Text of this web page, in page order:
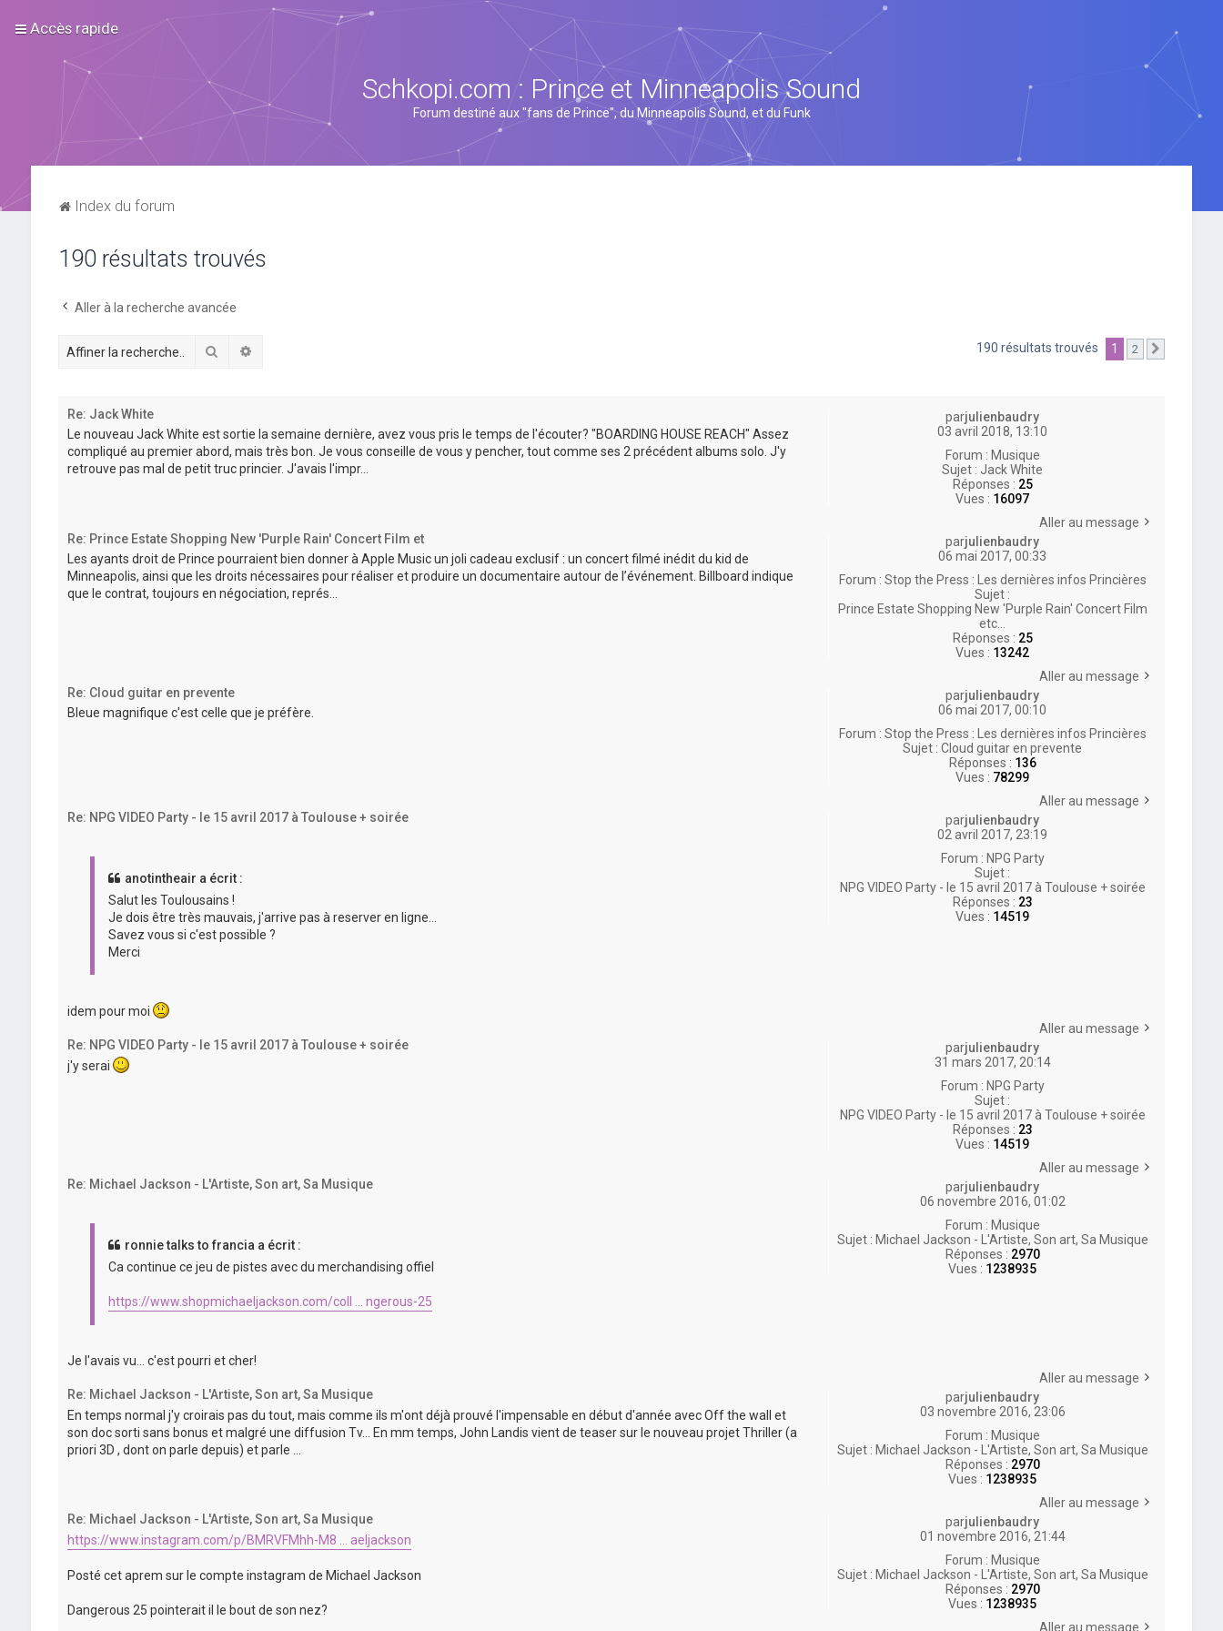
Accès rapide
Schkopi.com : Prince et Minneapolis Sound
Forum destiné aux "fans de Prince", du Minneapolis Sound, et du Funk
Index du forum
190 résultats trouvés
Aller à la recherche avancée
Rechercher 190 résultats trouvés 1 2
parjulienbaudry
03 avril 2018, 13:10
Forum : Musique
Sujet : Jack White
Réponses : 25
Vues : 16097
Re: Jack White
Le nouveau Jack White est sortie la semaine dernière, avez vous pris le temps de l'écouter? "BOARDING HOUSE REACH" Assez
compliqué au premier abord, mais très bon. Je vous conseille de vous y pencher, tout comme ses 2 précédent albums solo. J'y
retrouve pas mal de petit truc princier. J'avais l'impr...
Aller au message
parjulienbaudry
06 mai 2017, 00:33
Forum : Stop the Press : Les dernières infos Princières
Sujet :
Prince Estate Shopping New 'Purple Rain' Concert Film
etc...
Réponses : 25
Vues : 13242
Re: Prince Estate Shopping New 'Purple Rain' Concert Film et
Les ayants droit de Prince pourraient bien donner à Apple Music un joli cadeau exclusif : un concert filmé inédit du kid de
Minneapolis, ainsi que les droits nécessaires pour réaliser et produire un documentaire autour de l’événement. Billboard indique
que le contrat, toujours en négociation, représ...
Aller au message
parjulienbaudry
06 mai 2017, 00:10
Forum : Stop the Press : Les dernières infos Princières
Sujet :Cloud guitar en prevente
Réponses : 136
Vues : 78299
Re: Cloud guitar en prevente
Bleue magnifique c'est celle que je préfère.
Aller au message
parjulienbaudry
02 avril 2017, 23:19
Forum : NPG Party
Sujet :
NPG VIDEO Party - le 15 avril 2017 à Toulouse + soirée
Réponses : 23
Vues : 14519
Re: NPG VIDEO Party - le 15 avril 2017 à Toulouse + soirée
anotintheair a écrit :
Salut les Toulousains !
Je dois être très mauvais, j'arrive pas à reserver en ligne...
Savez vous si c'est possible ?
Merci
idem pour moi
Aller au message
parjulienbaudry
31 mars 2017, 20:14
Forum : NPG Party
Sujet :
NPG VIDEO Party - le 15 avril 2017 à Toulouse + soirée
Réponses : 23
Vues : 14519
Re: NPG VIDEO Party - le 15 avril 2017 à Toulouse + soirée
j'y serai
Aller au message
parjulienbaudry
06 novembre 2016, 01:02
Forum : Musique
Sujet : Michael Jackson - L'Artiste, Son art, Sa Musique
Réponses : 2970
Vues : 1238935
Re: Michael Jackson - L'Artiste, Son art, Sa Musique
ronnie talks to francia a écrit :
Ca continue ce jeu de pistes avec du merchandising offiel
https://www.shopmichaeljackson.com/coll ... ngerous-25
Je l'avais vu... c'est pourri et cher!
Aller au message
parjulienbaudry
03 novembre 2016, 23:06
Forum : Musique
Sujet : Michael Jackson - L'Artiste, Son art, Sa Musique
Réponses : 2970
Vues : 1238935
Re: Michael Jackson - L'Artiste, Son art, Sa Musique
En temps normal j'y croirais pas du tout, mais comme ils m'ont déjà prouvé l'impensable en début d'année avec Off the wall et
son doc sorti sans bonus et malgré une diffusion Tv... En mm temps, John Landis vient de teaser sur le nouveau projet Thriller (a
priori 3D , dont on parle depuis) et parle ...
Aller au message
parjulienbaudry
01 novembre 2016, 21:44
Forum : Musique
Sujet : Michael Jackson - L'Artiste, Son art, Sa Musique
Réponses : 2970
Vues : 1238935
Re: Michael Jackson - L'Artiste, Son art, Sa Musique
https://www.instagram.com/p/BMRVFMhh-M8 ... aeljackson
Posté cet aprem sur le compte instagram de Michael Jackson
Dangerous 25 pointerait il le bout de son nez?
Aller au message